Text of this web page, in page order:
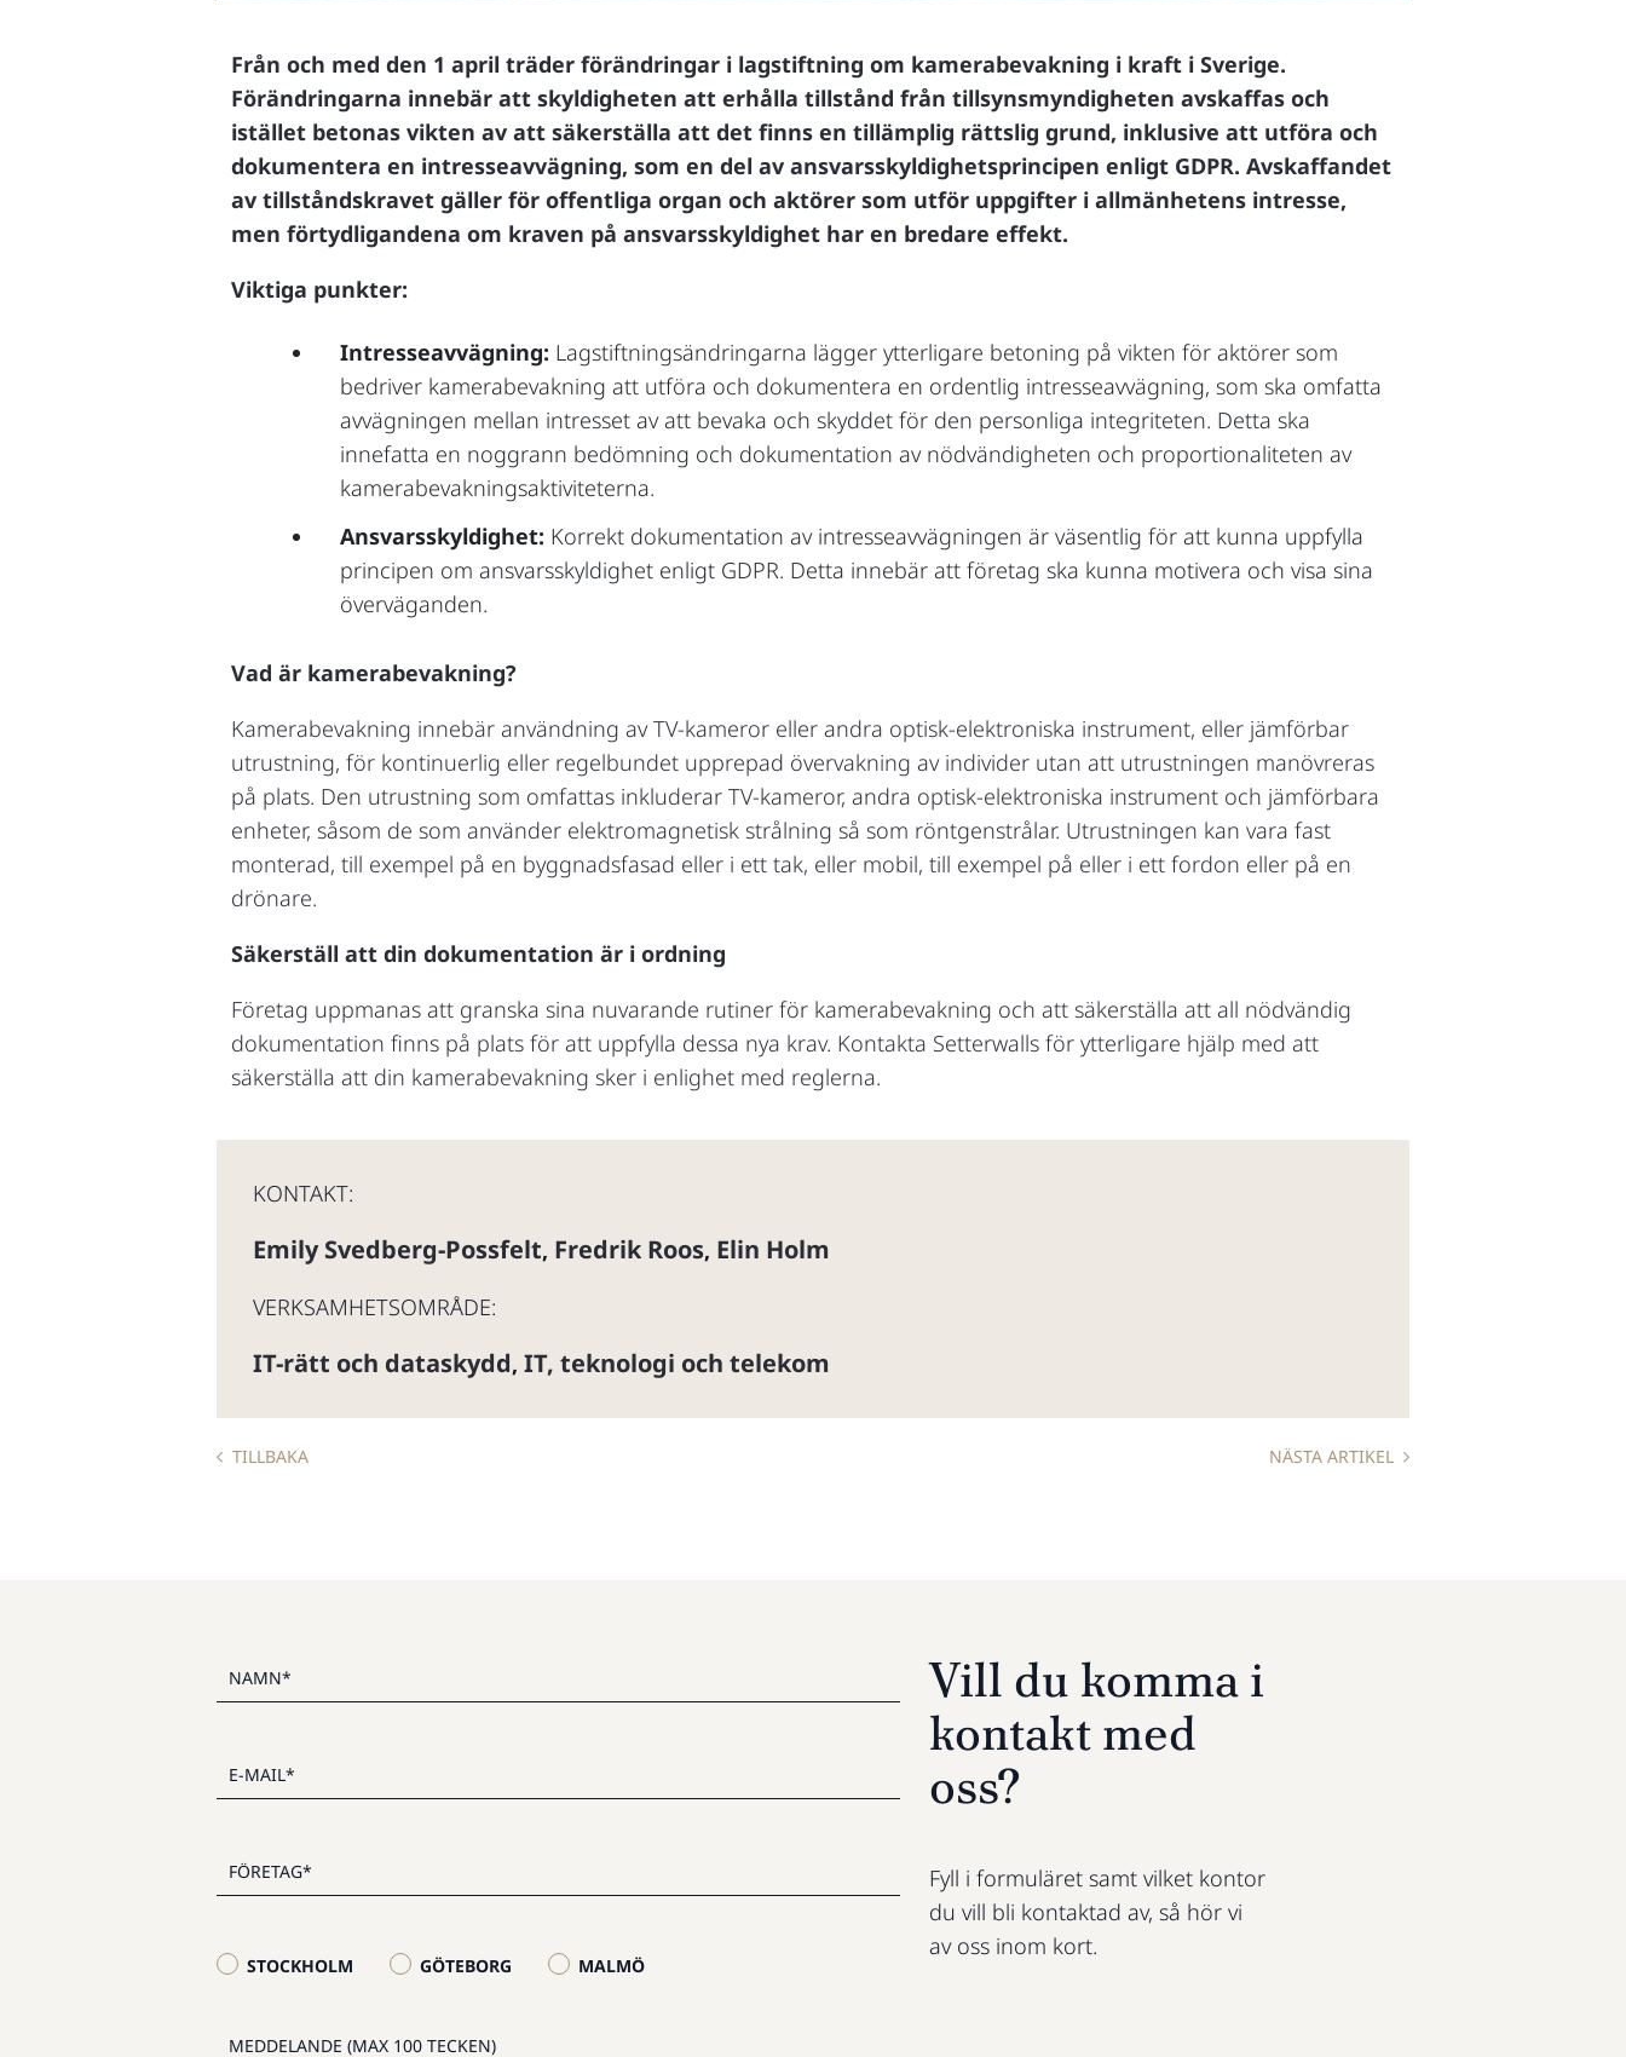
Från och med den 1 april träder förändringar i lagstiftning om kamerabevakning i kraft i Sverige.
Förändringarna innebär att skyldigheten att erhålla tillstånd från tillsynsmyndigheten avskaffas och
istället betonas vikten av att säkerställa att det finns en tillämplig rättslig grund, inklusive att utföra och
dokumentera en intresseavvägning, som en del av ansvarsskyldighetsprincipen enligt GDPR. Avskaffandet
av tillståndskravet gäller för offentliga organ och aktörer som utför uppgifter i allmänhetens intresse,
men förtydligandena om kraven på ansvarsskyldighet har en bredare effekt.
Viktiga punkter:
Intresseavvägning: Lagstiftningsändringarna lägger ytterligare betoning på vikten för aktörer som
bedriver kamerabevakning att utföra och dokumentera en ordentlig intresseavvägning, som ska omfatta
avvägningen mellan intresset av att bevaka och skyddet för den personliga integriteten. Detta ska
innefatta en noggrann bedömning och dokumentation av nödvändigheten och proportionaliteten av
kamerabevakningsaktiviteterna.
Ansvarsskyldighet: Korrekt dokumentation av intresseavvägningen är väsentlig för att kunna uppfylla
principen om ansvarsskyldighet enligt GDPR. Detta innebär att företag ska kunna motivera och visa sina
överväganden.
Vad är kamerabevakning?
Kamerabevakning innebär användning av TV-kameror eller andra optisk-elektroniska instrument, eller jämförbar
utrustning, för kontinuerlig eller regelbundet upprepad övervakning av individer utan att utrustningen manövreras
på plats. Den utrustning som omfattas inkluderar TV-kameror, andra optisk-elektroniska instrument och jämförbara
enheter, såsom de som använder elektromagnetisk strålning så som röntgenstrålar. Utrustningen kan vara fast
monterad, till exempel på en byggnadsfasad eller i ett tak, eller mobil, till exempel på eller i ett fordon eller på en
drönare.
Säkerställ att din dokumentation är i ordning
Företag uppmanas att granska sina nuvarande rutiner för kamerabevakning och att säkerställa att all nödvändig
dokumentation finns på plats för att uppfylla dessa nya krav. Kontakta Setterwalls för ytterligare hjälp med att
säkerställa att din kamerabevakning sker i enlighet med reglerna.
KONTAKT:
Emily Svedberg-Possfelt, Fredrik Roos, Elin Holm
VERKSAMHETSOMRÅDE:
IT-rätt och dataskydd, IT, teknologi och telekom
TILLBAKA NÄSTA ARTIKEL
STOCKHOLM GÖTEBORG MALMÖ
Vill du komma i
kontakt med
oss?
Fyll i formuläret samt vilket kontor
du vill bli kontaktad av, så hör vi
av oss inom kort.